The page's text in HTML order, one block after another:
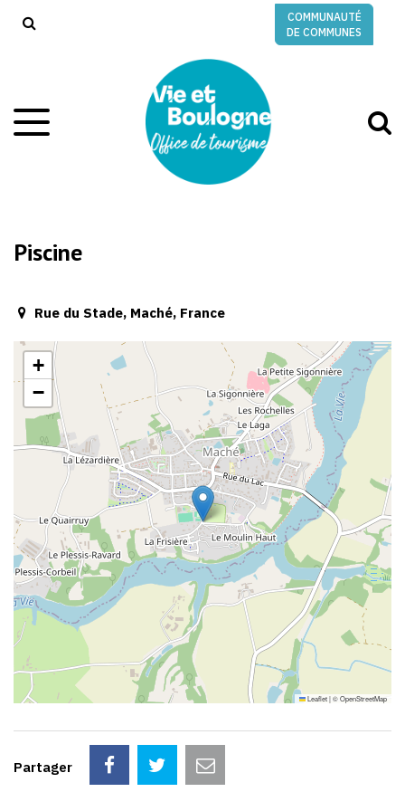
COMMUNAUTÉ
DE COMMUNES
Aller
à
Piscine
Rue du Stade, Maché, France
+
−
Leaflet|©OpenStreetMap
Partager